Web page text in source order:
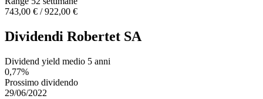
743,00 € / 922,00 €
Dividendi Robertet SA
Dividend yield medio 5 anni
0,77%
Prossimo dividendo
29/06/2022